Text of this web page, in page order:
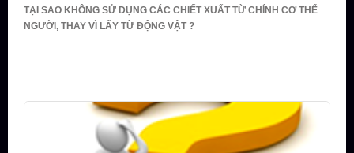
TẠI SAO KHÔNG SỬ DỤNG CÁC CHIẾT XUẤT TỪ CHÍNH CƠ THỂ
NGƯỜI, THAY VÌ LẤY TỪ ĐỘNG VẬT ?